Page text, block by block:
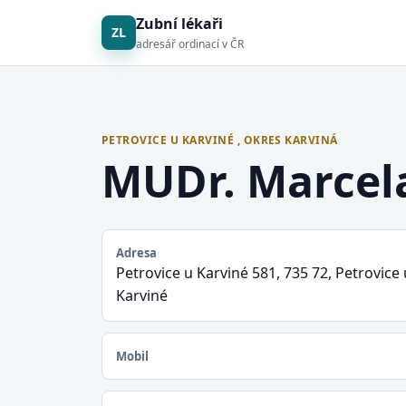
ZL Zubní lékaři
adresář ordinací v ČR
PETROVICE U KARVINÉ , OKRES KARVINÁ
MUDr.
Adresa
Petrovice u Karviné 581, 735 72, Petrovice
Karviné
Mobil